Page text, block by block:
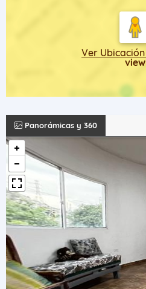
Ver Ubicación
view
Panorámicas y 360